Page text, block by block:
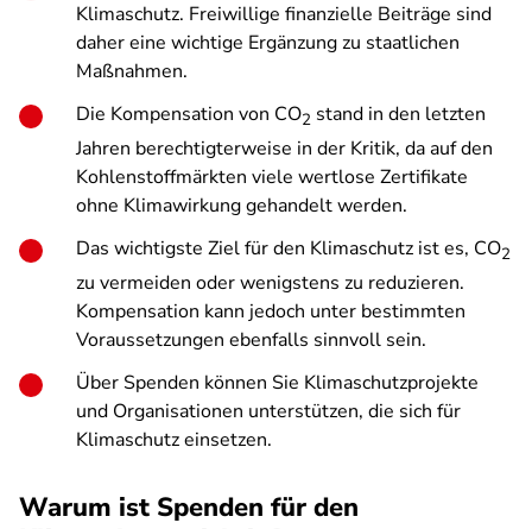
Klimaschutz. Freiwillige finanzielle Beiträge sind
daher eine wichtige Ergänzung zu staatlichen
Maßnahmen.
Die Kompensation von CO2 stand in den letzten
Jahren berechtigterweise in der Kritik, da auf den
Kohlenstoffmärkten viele wertlose Zertifikate
ohne Klimawirkung gehandelt werden.
Das wichtigste Ziel für den Klimaschutz ist es, CO2
zu vermeiden oder wenigstens zu reduzieren.
Kompensation kann jedoch unter bestimmten
Voraussetzungen ebenfalls sinnvoll sein.
Über Spenden können Sie Klimaschutzprojekte
und Organisationen unterstützen, die sich für
Klimaschutz einsetzen.
Warum ist Spenden für den